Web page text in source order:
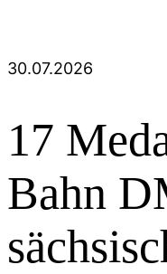
30.07.2026
17
Bahn